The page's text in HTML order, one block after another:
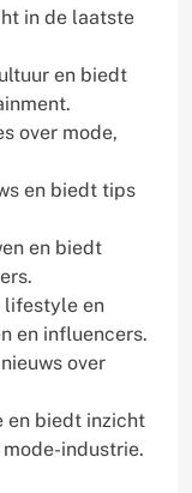
in de laatste
en biedt
over mode,
en biedt tips
en biedt
lifestyle en
en influencers.
over
en biedt inzicht
industrie.